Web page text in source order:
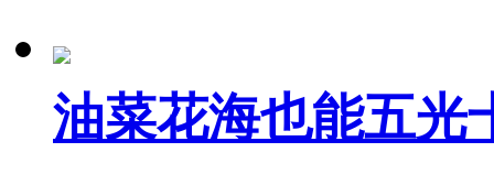
油菜花海也能五光